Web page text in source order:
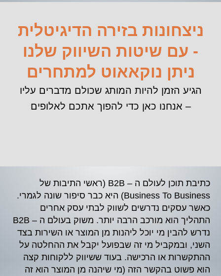
ניצחונות בזירה הדיגיטלית
- עם שיטות השיווק שלנו
ניתן נוקאאוט למתחרים
הגיע הזמן להיות המותג שכולם מדברים עליו
– אנחנו כאן כדי להפוך אתכם לאלופים
כתיבת תוכן לעולם ה – B2B (ראשי התיבות של
Business To Business) היא כבר סיפור שונה לגמרי.
כאשר עסקים נדרשים לשווק לבתי עסק אחרים
התהליך הוא מורכב הרבה יותר. משוק בעולם ה – B2B
נדרש להבין מי יוכל ליהנות מן המוצר או השירות בצד
השני, ובמקביל מי זה שבפועל יקבל את ההחלטה על
ההתקשרות או הרכישה. בעוד ששיווק ללקוחות קצה
הוא פשוט בהקשר הזה (מי שיהנה מן המוצר הוא זה